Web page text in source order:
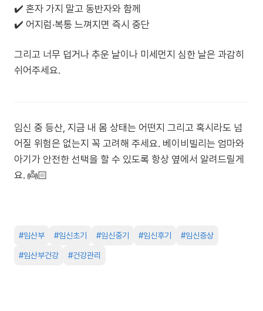
✔️ 혼자 가지 말고 동반자와 함께
✔️ 어지럼·복통 느껴지면 즉시 중단
그리고 너무 덥거나 추운 날이나 미세먼지 심한 날은 과감히
쉬어주세요.
임신 중 등산, 지금 내 몸 상태는 어떤지 그리고 혹시라도 넘
어질 위험은 없는지 꼭 고려해 주세요. 베이비빌리는 엄마와
아기가 안전한 선택을 할 수 있도록 항상 옆에서 알려드릴게
요. 👼🏻
#임산부 #임신초기 #임신중기 #임신후기 #임신증상
#임산부건강 #건강관리